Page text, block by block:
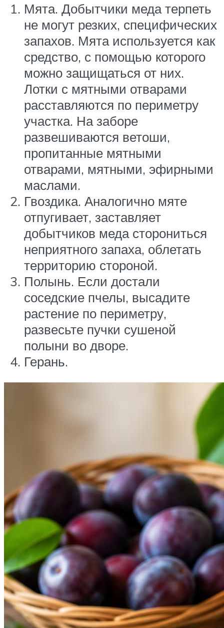
Мята. Добытчики меда терпеть
не могут резких, специфических
запахов. Мята используется как
средство, с помощью которого
можно защищаться от них.
Лотки с мятными отварами
расставляются по периметру
участка. На заборе
развешиваются ветоши,
пропитанные мятными
отварами, мятными, эфирными
маслами.
Гвоздика. Аналогично мяте
отпугивает, заставляет
добытчиков меда сторониться
неприятного запаха, облетать
территорию стороной.
Полынь. Если достали
соседские пчелы, высадите
растение по периметру,
развесьте пучки сушеной
полыни во дворе.
Герань.